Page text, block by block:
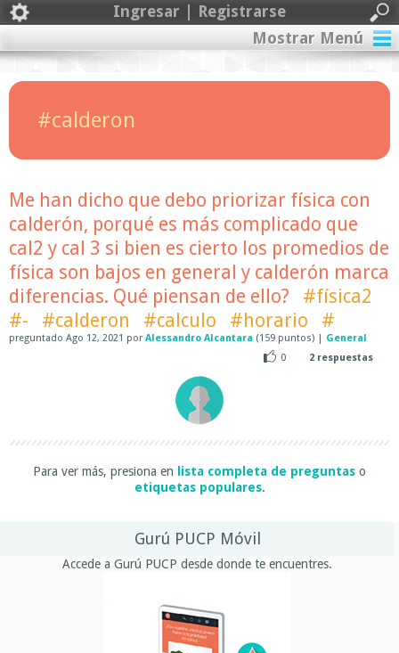
Ingresar | Registrarse
Mostrar Menú
#calderon
Me han dicho que debo priorizar física con
calderón, porqué es más complicado que
cal2 y cal 3 si bien es cierto los promedios de
física son bajos en general y calderón marca
diferencias. Qué piensan de ello?
#física2
#-
#calderon #calculo #horario #
preguntado Ago 12, 2021 por Alessandro Alcantara (159 puntos) | General
0
2 respuestas
Para ver más, presiona en lista completa de preguntas o
etiquetas populares.
Gurú PUCP Móvil
Accede a Gurú PUCP desde donde te encuentres.